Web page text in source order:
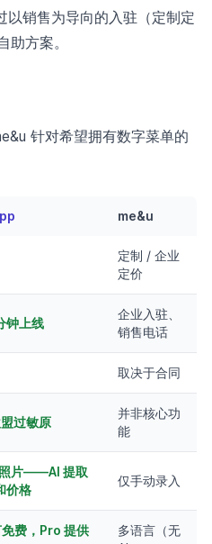
以销售为导向的入驻（定制定
方案。
针对希望拥有数字菜单的
me&u
定制 / 企业
定价
钟上线
企业入驻、
销售电话
取决于合同
过敏原
并非核心功
能
照片——AI 提取
价格
仅手动录入
费，Pro 提供
多语言（无